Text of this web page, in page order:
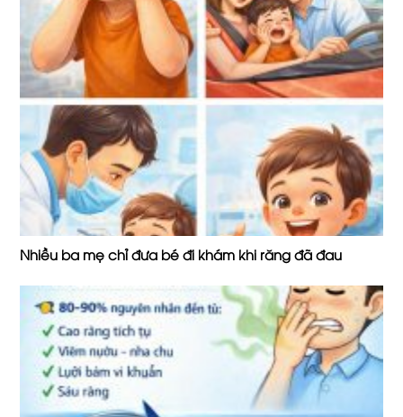
Nhiều ba mẹ chỉ đưa bé đi khám khi răng đã đau